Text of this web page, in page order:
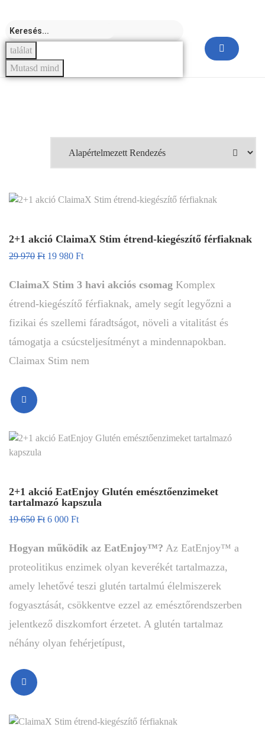
találat
Mutasd mind
2+1 akció ClaimaX Stim étrend-kiegészítő férfiaknak
29 970 Ft 19 980 Ft
ClaimaX Stim 3 havi akciós csomag Komplex
étrend-kiegészítő férfiaknak, amely segít legyőzni a
fizikai és szellemi fáradtságot, növeli a vitalitást és
támogatja a csúcsteljesítményt a mindennapokban.
Claimax Stim nem
2+1 akció EatEnjoy Glutén emésztőenzimeket
tartalmazó kapszula
19 650 Ft 6 000 Ft
Hogyan működik az EatEnjoy™? Az EatEnjoy™ a
proteolitikus enzimek olyan keverékét tartalmazza,
amely lehetővé teszi glutén tartalmú élelmiszerek
fogyasztását, csökkentve ezzel az emésztőrendszerben
jelentkező diszkomfort érzetet. A glutén tartalmaz
néhány olyan fehérjetípust,